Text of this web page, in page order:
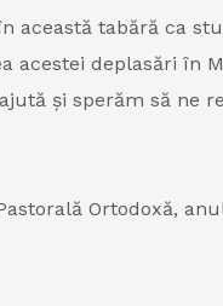
tabără ca
deplasări în
ajută și sperăm să
Ortodoxă,